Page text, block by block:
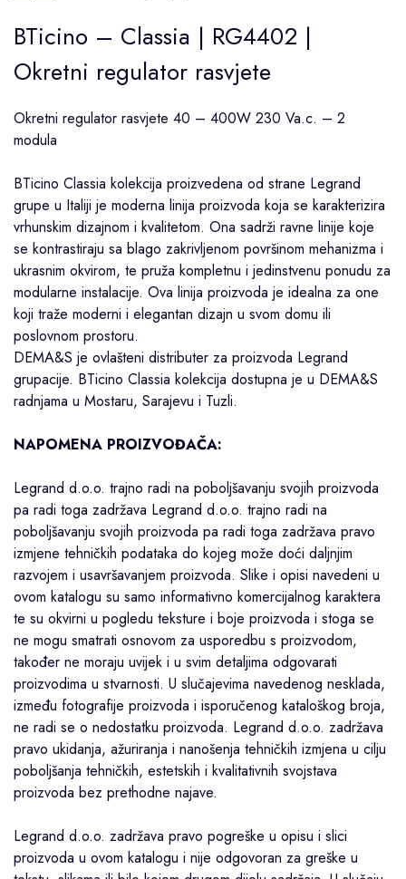
BTicino – Classia | RG4402 |
Okretni regulator rasvjete
Okretni regulator rasvjete 40 – 400W 230 Va.c. – 2
modula
BTicino Classia kolekcija proizvedena od strane Legrand
grupe u Italiji je moderna linija proizvoda koja se karakterizira
vrhunskim dizajnom i kvalitetom. Ona sadrži ravne linije koje
se kontrastiraju sa blago zakrivljenom površinom mehanizma i
ukrasnim okvirom, te pruža kompletnu i jedinstvenu ponudu za
modularne instalacije. Ova linija proizvoda je idealna za one
koji traže moderni i elegantan dizajn u svom domu ili
poslovnom prostoru.
DEMA&S je ovlašteni distributer za proizvoda Legrand
grupacije. BTicino Classia kolekcija dostupna je u DEMA&S
radnjama u Mostaru, Sarajevu i Tuzli.
NAPOMENA PROIZVOĐAČA:
Legrand d.o.o. trajno radi na poboljšavanju svojih proizvoda
pa radi toga zadržava Legrand d.o.o. trajno radi na
poboljšavanju svojih proizvoda pa radi toga zadržava pravo
izmjene tehničkih podataka do kojeg može doći daljnjim
razvojem i usavršavanjem proizvoda. Slike i opisi navedeni u
ovom katalogu su samo informativno komercijalnog karaktera
te su okvirni u pogledu teksture i boje proizvoda i stoga se
ne mogu smatrati osnovom za usporedbu s proizvodom,
također ne moraju uvijek i u svim detaljima odgovarati
proizvodima u stvarnosti. U slučajevima navedenog nesklada,
između fotografije proizvoda i isporučenog kataloškog broja,
ne radi se o nedostatku proizvoda. Legrand d.o.o. zadržava
pravo ukidanja, ažuriranja i nanošenja tehničkih izmjena u cilju
poboljšanja tehničkih, estetskih i kvalitativnih svojstava
proizvoda bez prethodne najave.
Legrand d.o.o. zadržava pravo pogreške u opisu i slici
proizvoda u ovom katalogu i nije odgovoran za greške u